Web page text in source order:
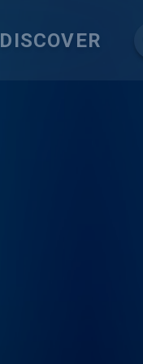
DISCOVER